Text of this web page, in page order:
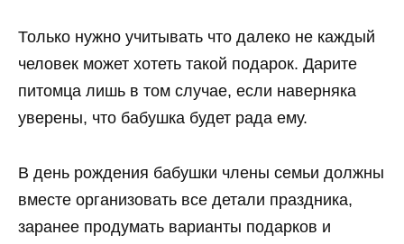
Только нужно учитывать что далеко не каждый
человек может хотеть такой подарок. Дарите
питомца лишь в том случае, если наверняка
уверены, что бабушка будет рада ему.
В день рождения бабушки члены семьи должны
вместе организовать все детали праздника,
заранее продумать варианты подарков и